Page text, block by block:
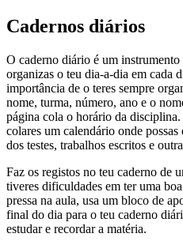
Cadernos diários
O caderno diário é um
organizas o teu dia-a-dia em cada
importância de o teres sempre
nome, turma, número, ano e o
página cola o horário da
colares um calendário onde
dos testes, trabalhos escritos e
Faz os registos no teu caderno de
tiveres dificuldades em ter uma
pressa na aula, usa um bloco de
final do dia para o teu caderno
estudar e recordar a matéria.